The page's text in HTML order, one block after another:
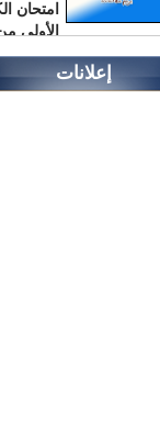
امتحان
الأولى
إعلانات